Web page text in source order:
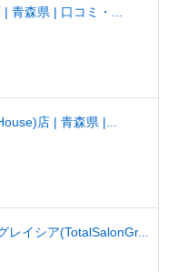
| 青森県 | 口コミ・...
店 | 青森県 |...
レイシア(TotalSalonGr...